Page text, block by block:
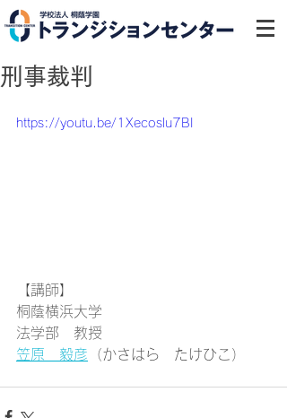
刑事裁判
https://youtu.be/1Xecoslu7BI
【講師】
桐蔭横浜大学
法学部　教授
笠原　毅彦 （かさはら　たけひこ）